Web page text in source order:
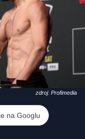
zdroj: Profimedia
na Googlu